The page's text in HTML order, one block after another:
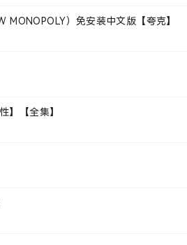
）免安装中文版【夸克】
】【全集】